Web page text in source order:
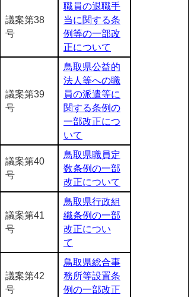
議案第38
号
職員の退職手
当に関する条
例等の一部改
正について
議案第39
号
鳥取県公益的
法人等への職
員の派遣等に
関する条例の
一部改正につ
いて
議案第40
号
鳥取県職員定
数条例の一部
改正について
議案第41
号
鳥取県行政組
織条例の一部
改正につい
て
議案第42
号
鳥取県総合事
務所等設置条
例の一部改正